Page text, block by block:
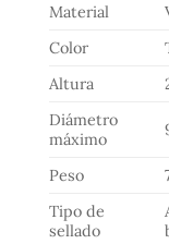
Material
Color
Altura
Diámetro
máximo
Peso
Tipo de
sellado